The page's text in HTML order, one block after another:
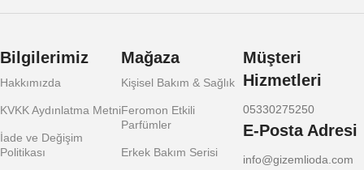
Bilgilerimiz
Hakkımızda
KVKK Aydınlatma Metni
İade ve Değişim
Politikası
Mağaza
Kişisel Bakım & Sağlık
Feromon Etkili
Parfümler
Erkek Bakım Serisi
Müşteri
Hizmetleri
05330275250
E-Posta Adresi
info@gizemlioda.com